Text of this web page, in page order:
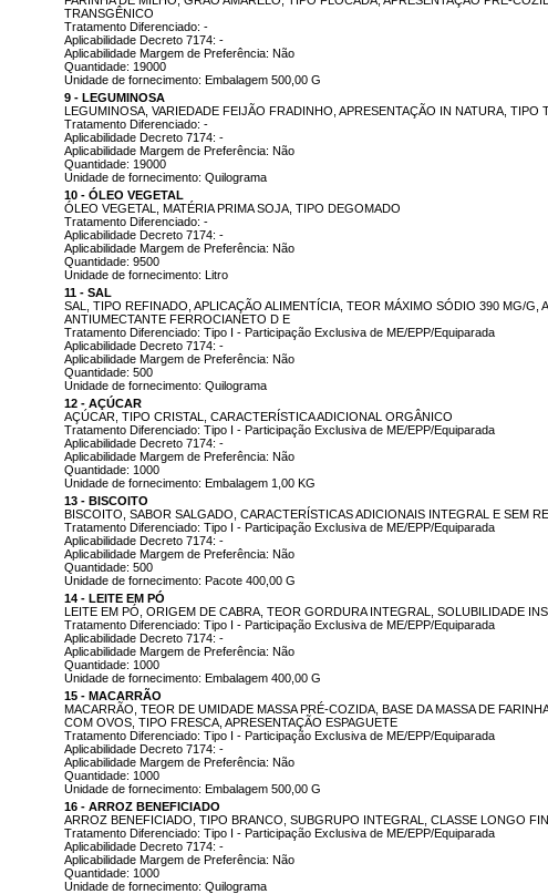
TRANSGÊNICO
Tratamento Diferenciado: -
Aplicabilidade Decreto 7174: -
Aplicabilidade Margem de Preferência: Não
Quantidade: 19000
Unidade de fornecimento: Embalagem 500,00 G
9 - LEGUMINOSA
LEGUMINOSA, VARIEDADE FEIJÃO FRADINHO, APRESENTAÇÃO IN NATURA, TIPO
Tratamento Diferenciado: -
Aplicabilidade Decreto 7174: -
Aplicabilidade Margem de Preferência: Não
Quantidade: 19000
Unidade de fornecimento: Quilograma
10 - ÓLEO VEGETAL
ÓLEO VEGETAL, MATÉRIA PRIMA SOJA, TIPO DEGOMADO
Tratamento Diferenciado: -
Aplicabilidade Decreto 7174: -
Aplicabilidade Margem de Preferência: Não
Quantidade: 9500
Unidade de fornecimento: Litro
11 - SAL
SAL, TIPO REFINADO, APLICAÇÃO ALIMENTÍCIA, TEOR MÁXIMO SÓDIO 390 MG/G,
ANTIUMECTANTE FERROCIANETO D E
Tratamento Diferenciado: Tipo I - Participação Exclusiva de ME/EPP/Equiparada
Aplicabilidade Decreto 7174: -
Aplicabilidade Margem de Preferência: Não
Quantidade: 500
Unidade de fornecimento: Quilograma
12 - AÇÚCAR
AÇÚCAR, TIPO CRISTAL, CARACTERÍSTICA ADICIONAL ORGÂNICO
Tratamento Diferenciado: Tipo I - Participação Exclusiva de ME/EPP/Equiparada
Aplicabilidade Decreto 7174: -
Aplicabilidade Margem de Preferência: Não
Quantidade: 1000
Unidade de fornecimento: Embalagem 1,00 KG
13 - BISCOITO
BISCOITO, SABOR SALGADO, CARACTERÍSTICAS ADICIONAIS INTEGRAL E SEM
Tratamento Diferenciado: Tipo I - Participação Exclusiva de ME/EPP/Equiparada
Aplicabilidade Decreto 7174: -
Aplicabilidade Margem de Preferência: Não
Quantidade: 500
Unidade de fornecimento: Pacote 400,00 G
14 - LEITE EM PÓ
LEITE EM PÓ, ORIGEM DE CABRA, TEOR GORDURA INTEGRAL, SOLUBILIDADE
Tratamento Diferenciado: Tipo I - Participação Exclusiva de ME/EPP/Equiparada
Aplicabilidade Decreto 7174: -
Aplicabilidade Margem de Preferência: Não
Quantidade: 1000
Unidade de fornecimento: Embalagem 400,00 G
15 - MACARRÃO
MACARRÃO, TEOR DE UMIDADE MASSA PRÉ-COZIDA, BASE DA MASSA DE
COM OVOS, TIPO FRESCA, APRESENTAÇÃO ESPAGUETE
Tratamento Diferenciado: Tipo I - Participação Exclusiva de ME/EPP/Equiparada
Aplicabilidade Decreto 7174: -
Aplicabilidade Margem de Preferência: Não
Quantidade: 1000
Unidade de fornecimento: Embalagem 500,00 G
16 - ARROZ BENEFICIADO
ARROZ BENEFICIADO, TIPO BRANCO, SUBGRUPO INTEGRAL, CLASSE LONGO
Tratamento Diferenciado: Tipo I - Participação Exclusiva de ME/EPP/Equiparada
Aplicabilidade Decreto 7174: -
Aplicabilidade Margem de Preferência: Não
Quantidade: 1000
Unidade de fornecimento: Quilograma